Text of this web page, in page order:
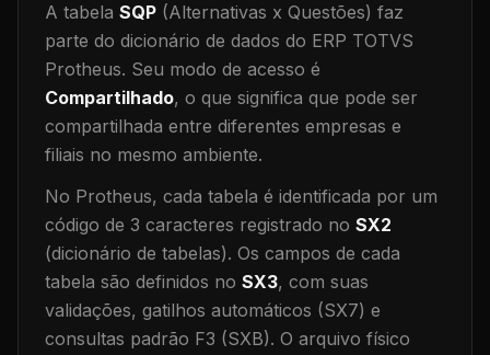
A tabela SQP (Alternativas x Questões) faz
parte do dicionário de dados do ERP TOTVS
Protheus. Seu modo de acesso é
Compartilhado, o que significa que pode ser
compartilhada entre diferentes empresas e
filiais no mesmo ambiente.
No Protheus, cada tabela é identificada por um
código de 3 caracteres registrado no SX2
(dicionário de tabelas). Os campos de cada
tabela são definidos no SX3, com suas
validações, gatilhos automáticos (SX7) e
consultas padrão F3 (SXB). O arquivo físico